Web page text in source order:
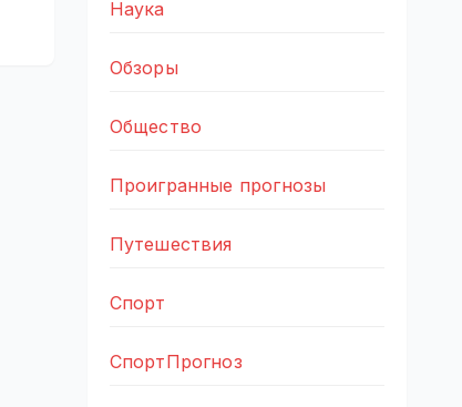
Наука
Обзоры
Общество
Проигранные прогнозы
Путешествия
Спорт
СпортПрогноз